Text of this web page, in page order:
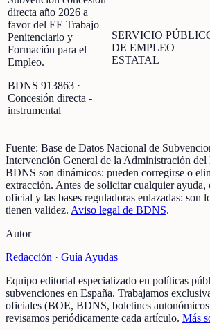
directa año 2026 a
favor del EE Trabajo
Penitenciario y
Formación para el
Empleo.
BDNS 913863 ·
Concesión directa -
instrumental
SERVICIO
DE EMPLEO
ESTATAL
Fuente: Base de Datos Nacional de
Intervención General de la Administración del
BDNS son dinámicos: pueden corregirse o
extracción. Antes de solicitar cualquier ayuda,
oficial y las bases reguladoras enlazadas: son
tienen validez. Aviso legal de BDNS.
Autor
Redacción · Guía Ayudas
Equipo editorial especializado en políticas
subvenciones en España. Trabajamos
oficiales (BOE, BDNS, boletines
revisamos periódicamente cada artículo. Más